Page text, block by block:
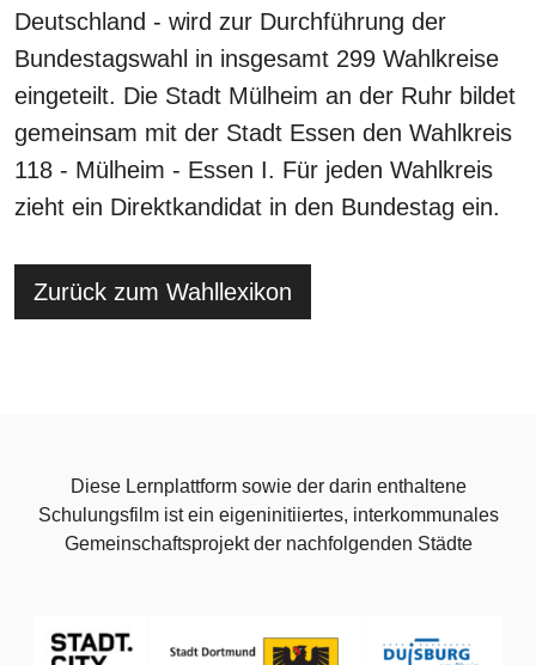
Deutschland - wird zur Durchführung der
Bundestagswahl in insgesamt 299 Wahlkreise
eingeteilt. Die Stadt Mülheim an der Ruhr bildet
gemeinsam mit der Stadt Essen den Wahlkreis
118 - Mülheim - Essen I. Für jeden Wahlkreis
zieht ein Direktkandidat in den Bundestag ein.
Zurück zum Wahllexikon
Diese Lernplattform sowie der darin enthaltene
Schulungsfilm ist ein eigeninitiiertes, interkommunales
Gemeinschaftsprojekt der nachfolgenden Städte